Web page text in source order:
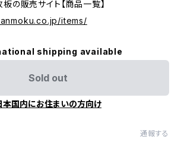
の販売サイト【商品一覧】
items/
shipping available
Sold out
本国内にお住まいの方向け
通報する